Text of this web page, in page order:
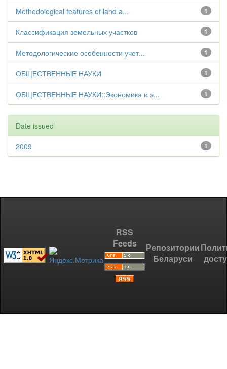
1
Methodological features of land a...
1
Классификация земельных участков
1
Методологические особенности учет...
1
ОБЩЕСТВЕННЫЕ НАУКИ
1
ОБЩЕСТВЕННЫЕ НАУКИ::Экономика и э...
Date issued
1
2009
RSS
Feeds
Репозитории
Беларуси